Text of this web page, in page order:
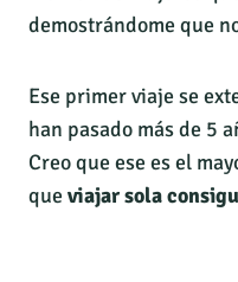
demostrándome que
Ese primer viaje se
han pasado más de 5
Creo que ese es el
que viajar sola